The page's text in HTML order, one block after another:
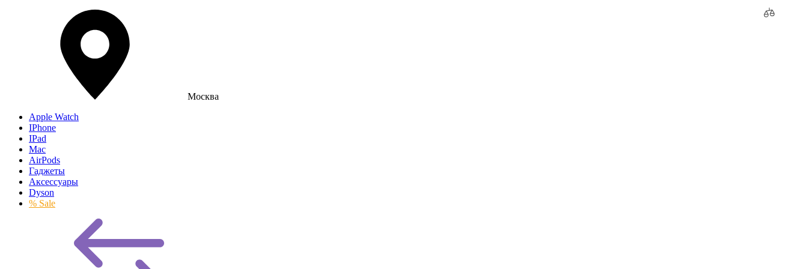
Москва
Apple Watch
IPhone
IPad
Mac
AirPods
Гаджеты
Аксессуары
Dyson
% Sale